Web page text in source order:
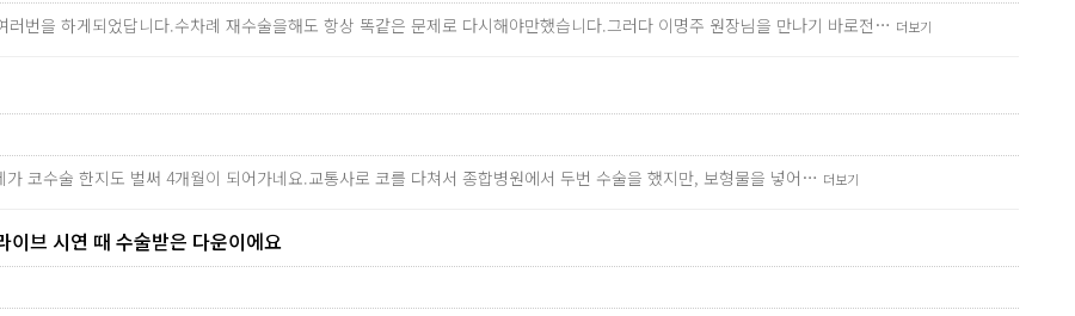
번을 하게되었답니다.수차례 재수술을해도 항상 똑같은 문제로 다시해야만했습니다.그러다 이명주 원장님을 만나기 바로전… 더보기
코수술 한지도 벌써 4개월이 되어가네요.교통사로 코를 다쳐서 종합병원에서 두번 수술을 했지만, 보형물을 넣어… 더보기
이브 시연 때 수술받은 다운이에요